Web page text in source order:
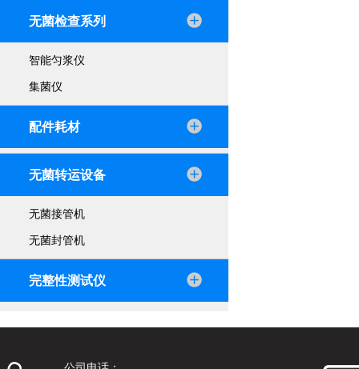
无菌检查系列
智能匀浆仪
集菌仪
配件耗材
无菌转运设备
无菌接管机
无菌封管机
完整性测试仪